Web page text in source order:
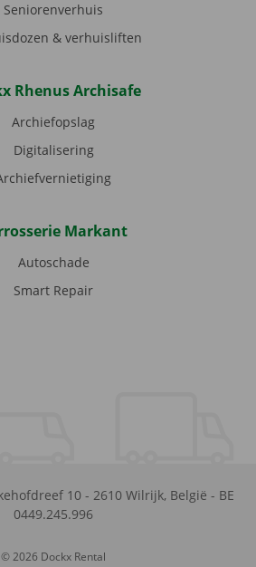
Seniorenverhuis
& verhuisliften
Rhenus Archisafe
Archiefopslag
Digitalisering
Markant
Autoschade
Smart Repair
10 - 2610 Wilrijk, België - BE
0449.245.996
© 2026 Dockx Rental